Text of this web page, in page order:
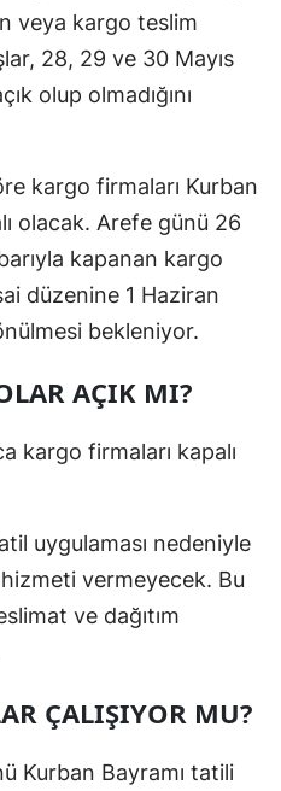
veya kargo teslim
28, 29 ve 30 Mayıs
olup olmadığını
kargo firmaları Kurban
olacak. Arefe günü 26
kapanan kargo
düzenine 1 Haziran
bekleniyor.
AÇIK MI?
kargo firmaları kapalı
uygulaması nedeniyle
vermeyecek. Bu
ve dağıtım
ÇALIŞIYOR MU?
Kurban Bayramı tatili